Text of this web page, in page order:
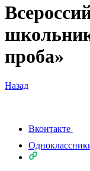
проба»
Назад
Вконтакте